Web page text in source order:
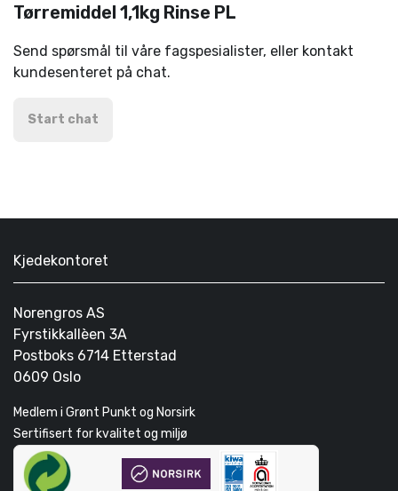
Tørremiddel 1,1kg Rinse PL
Send spørsmål til våre fagspesialister, eller kontakt
kundesenteret på chat.
Start chat
Kjedekontoret
Norengros AS
Fyrstikkallèen 3A
Postboks 6714 Etterstad
0609 Oslo
Medlem i Grønt Punkt og Norsirk
Sertifisert for kvalitet og miljø